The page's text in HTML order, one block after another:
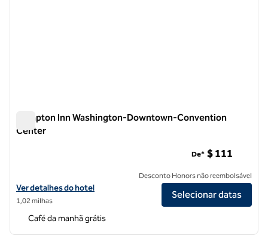
Hampton Inn Washington-Downtown-Convention
Center
Exibir detalhes do hotel Hampton Inn Washington-Downtown-
Ver detalhes do hotel
1,02 milhas
De* $ 111
Desconto Honors não reembolsável
Selecionar datas
Café da manhã grátis